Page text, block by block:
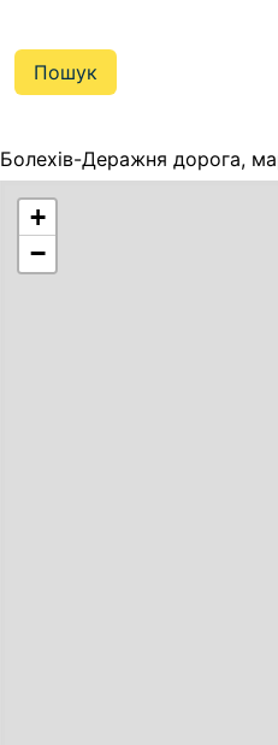
Болехів-Деражня дорога,
+
−